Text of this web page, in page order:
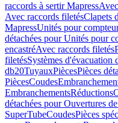
raccords à sertir Mapress
Avec raccords filetésClapets
MapressUnités pour
détachées pour Unités pour
encastréAvec raccords filetés
filetésSystèmes d'évacuation
db20TuyauxPiècesPièces
PiècesCoudes
EmbranchementsRéductions
détachées pour Ouvertures
SuperTubeCoudesPièces